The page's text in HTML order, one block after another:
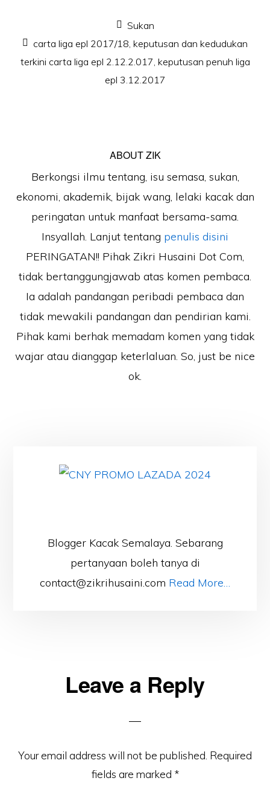
Sukan
carta liga epl 2017/18, keputusan dan kedudukan
terkini carta liga epl 2.12.2.017, keputusan penuh liga
epl 3.12.2017
ABOUTZIK
Berkongsi ilmu tentang, isu semasa, sukan,
ekonomi, akademik, bijak wang, lelaki kacak dan
peringatan untuk manfaat bersama-sama.
Insyallah. Lanjut tentang penulis disini
PERINGATAN!! Pihak Zikri Husaini Dot Com,
tidak bertanggungjawab atas komen pembaca.
Ia adalah pandangan peribadi pembaca dan
tidak mewakili pandangan dan pendirian kami.
Pihak kami berhak memadam komen yang tidak
wajar atau dianggap keterlaluan. So, just be nice
ok.
Blogger Kacak Semalaya. Sebarang
pertanyaan boleh tanya di
contact@zikrihusaini.com Read More…
ReaderLeave a Reply
Your email address will not be published. Required
fields are marked *